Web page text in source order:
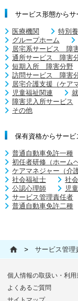
サービス形態から
医療機関 特別
グループホーム
居宅系サービス 障
通所サービス 障害
短期入所 障害分野
訪問サービス 障害
居宅介護支援（ケア
児童福祉関連
障害児入所サービス
その他
保有資格からサー
普通自動車免許一種
初任者研修（ホーム
ケアマネジャー（介
社会福祉士
社
公認心理師
児
サービス管理責任者
普通自動車免許二種
> サービス管理
個人情報の取扱い・利用
よくあるご質問